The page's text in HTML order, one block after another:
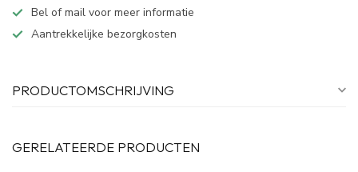
Bel of mail voor meer informatie
Aantrekkelijke bezorgkosten
PRODUCTOMSCHRIJVING
GERELATEERDE PRODUCTEN